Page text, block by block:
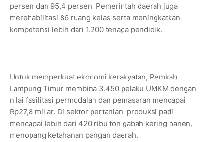
persen dan 95,4 persen. Pemerintah daerah juga
merehabilitasi 86 ruang kelas serta meningkatkan
kompetensi lebih dari 1.200 tenaga pendidik.
Untuk memperkuat ekonomi kerakyatan, Pemkab
Lampung Timur membina 3.450 pelaku UMKM dengan
nilai fasilitasi permodalan dan pemasaran mencapai
Rp27,8 miliar. Di sektor pertanian, produksi padi
mencapai lebih dari 420 ribu ton gabah kering panen,
menopang ketahanan pangan daerah.